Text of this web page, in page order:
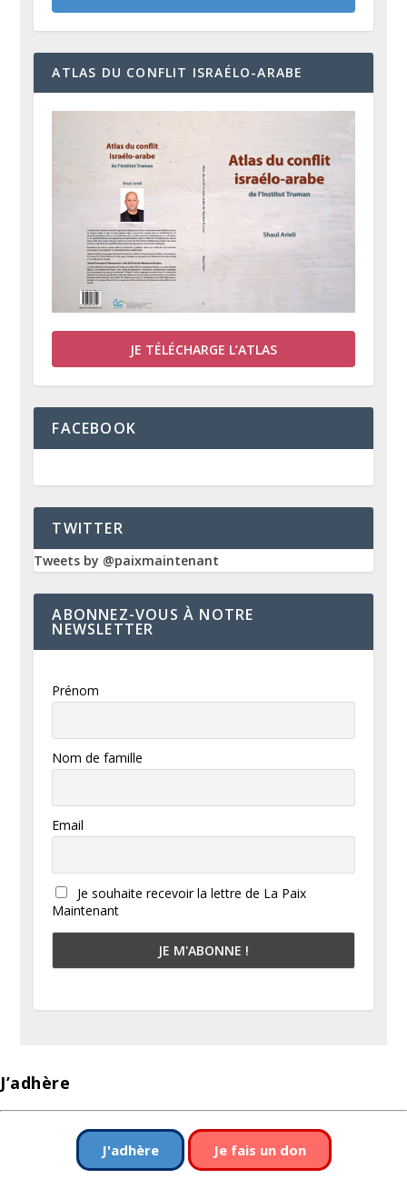
ATLAS DU CONFLIT ISRAÉLO-ARABE
JE TÉLÉCHARGE L’ATLAS
FACEBOOK
TWITTER
Tweets by @paixmaintenant
ABONNEZ-VOUS À NOTRE
NEWSLETTER
Prénom
Nom de famille
Email
Je souhaite recevoir la lettre de La Paix
Maintenant
J’adhère
J'adhère Je fais un don